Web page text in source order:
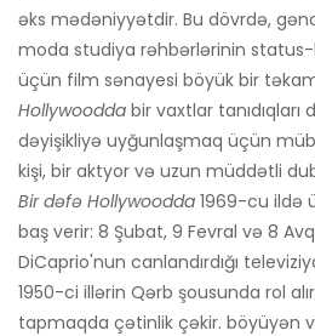
əks mədəniyyətdir. Bu dövrdə,
moda studiya rəhbərlərinin
üçün film sənayesi böyük bir
Hollywoodda bir vaxtlar tanıdıqları
dəyişikliyə uyğunlaşmaq üçün
kişi, bir aktyor və uzun müddətli
Bir dəfə Hollywoodda 1969-cu ildə
baş verir: 8 Şubat, 9 Fevral və 8
DiCaprio'nun canlandırdığı
1950-ci illərin Qərb şousunda rol
tapmaqda çətinlik çəkir. böyüyən